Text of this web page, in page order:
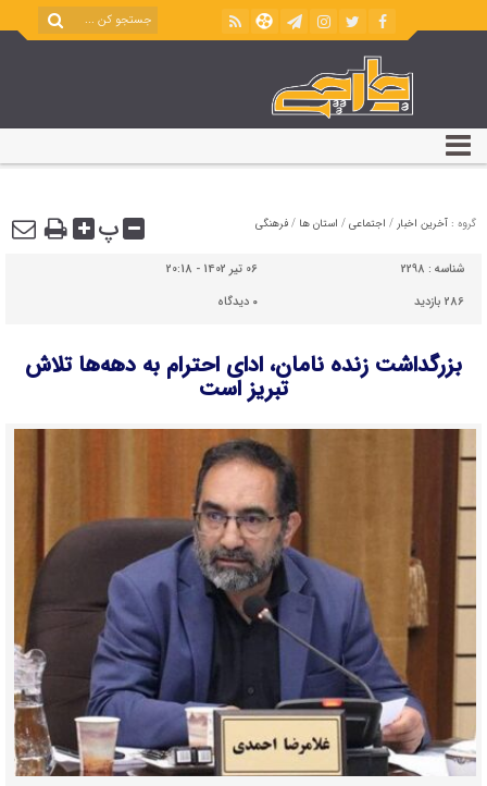
گروه : آخرین اخبار / اجتماعی / استان ها / فرهنگی پ
شناسه : 2298
06 تیر 1402 - 20:18
286 بازدید
۰ دیدگاه
بزرگداشت زنده نامان، ادای احترام به دهه‌ها تلاش
تبریز است